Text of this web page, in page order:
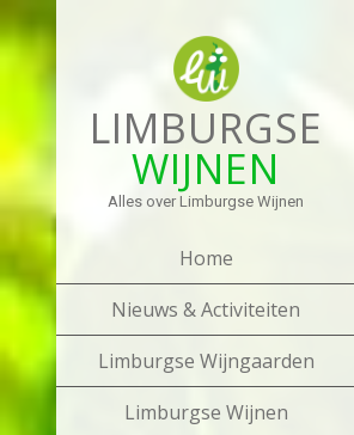
LIMBURGSE
WIJNEN
Alles over Limburgse Wijnen
Home
Nieuws & Activiteiten
Limburgse Wijngaarden
Limburgse Wijnen